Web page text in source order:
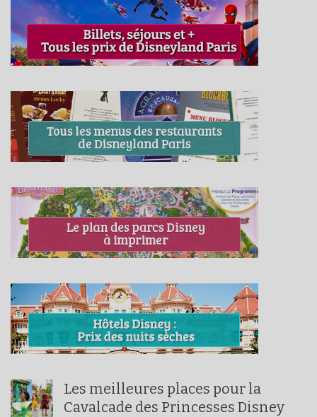
Les meilleures places pour la
Cavalcade des Princesses Disney